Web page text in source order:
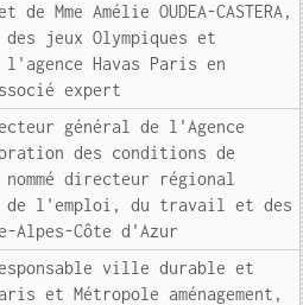
Mme Amélie OUDEA-CASTERA,
jeux Olympiques et
Havas Paris en
expert
général de l'Agence
des conditions de
directeur régional
de l'emploi, du travail et des
Alpes-Côte d'Azur
ville durable et
et Métropole aménagement,